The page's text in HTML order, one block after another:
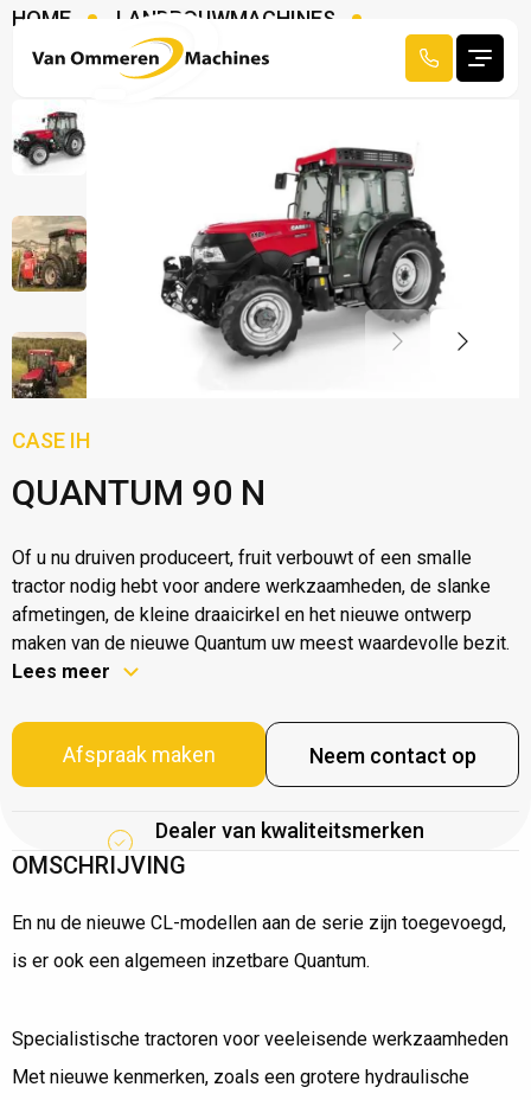
HOME
LANDBOUWMACHINES
TRACTOREN
CASE IH QUANTUM 90 N
CASE IH
QUANTUM 90 N
Of u nu druiven produceert, fruit verbouwt of een smalle
tractor nodig hebt voor andere werkzaamheden, de slanke
afmetingen, de kleine draaicirkel en het nieuwe ontwerp
maken van de nieuwe Quantum uw meest waardevolle bezit.
Lees meer
Afspraak maken Neem contact op
Dealer van kwaliteitsmerken
OMSCHRIJVING
En nu de nieuwe CL-modellen aan de serie zijn toegevoegd,
is er ook een algemeen inzetbare Quantum.
Specialistische tractoren voor veeleisende werkzaamheden
Met nieuwe kenmerken, zoals een grotere hydraulische